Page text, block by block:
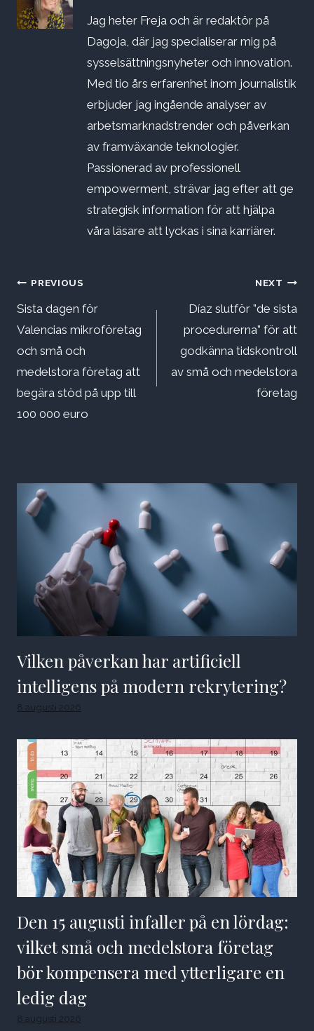
Jag heter Freja och är redaktör på
Dagoja, där jag specialiserar mig på
sysselsättningsnyheter och innovation.
Med tio års erfarenhet inom journalistik
erbjuder jag ingående analyser av
arbetsmarknadstrender och påverkan
av framväxande teknologier.
Passionerad av professionell
empowerment, strävar jag efter att ge
strategisk information för att hjälpa
våra läsare att lyckas i sina karriärer.
Inläggsnavigering
PREVIOUS
Sista dagen för
Valencias mikroföretag
och små och
medelstora företag att
begära stöd på upp till
100 000 euro
NEXT
Díaz slutför ”de sista
procedurerna” för att
godkänna tidskontroll
av små och medelstora
företag
Vilken påverkan har artificiell
intelligens på modern rekrytering?
8 augusti 2026
Den 15 augusti infaller på en lördag:
vilket små och medelstora företag
bör kompensera med ytterligare en
ledig dag
8 augusti 2026